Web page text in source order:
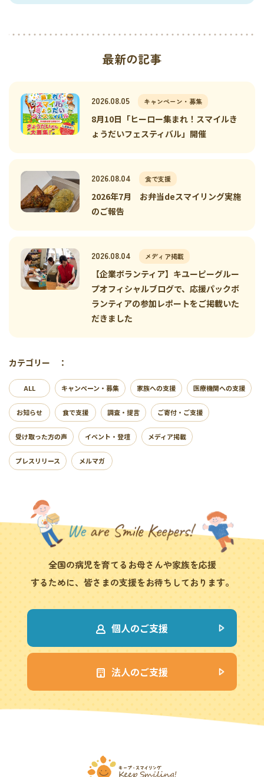
最新の記事
2026.08.05 キャンペーン・募集
8月10日「ヒーロー集まれ！スマイルき
ょうだいフェスティバル」開催
2026.08.04 食で支援
2026年7月 お弁当deスマイリング実施
のご報告
2026.08.04 メディア掲載
【企業ボランティア】キユーピーグルー
プオフィシャルブログで、応援パックボ
ランティアの参加レポートをご掲載いた
だきました
カテゴリー ：
ALL キャンペーン・募集 家族への支援 医療機関への支援
お知らせ 食で支援 調査・提言 ご寄付・ご支援
受け取った方の声 イベント・登壇 メディア掲載
プレスリリース メルマガ
全国の病児を育てるお母さんや家族を応援
するために、皆さまの支援をお待ちしております。
個人のご支援
法人のご支援